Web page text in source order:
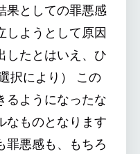
果としての罪悪感
しようとして原因
したとはいえ、ひ
択により） この
るようになったな
なものとなります
罪悪感も、もちろ